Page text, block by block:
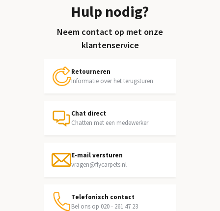
Hulp nodig?
Neem contact op met onze
klantenservice
Retourneren
Informatie over het terugsturen
Chat direct
Chatten met een medewerker
E-mail versturen
vragen@flycarpets.nl
Telefonisch contact
Bel ons op 020 - 261 47 23